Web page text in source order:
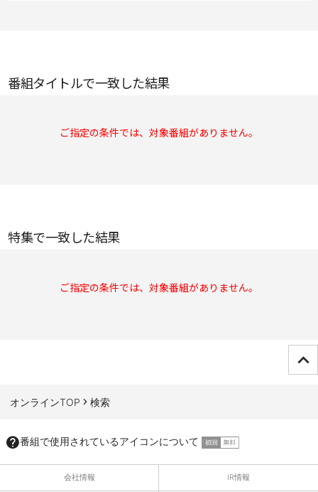
番組タイトルで一致した結果
ご指定の条件では、対象番組がありません。
特集で一致した結果
ご指定の条件では、対象番組がありません。
オンラインTOP
検索
番組で使用されているアイコンについて
会社情報 IR情報